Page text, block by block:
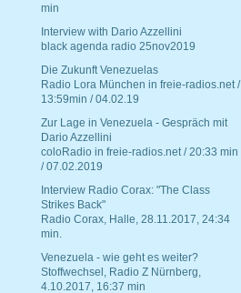
min
Interview with Dario Azzellini
black agenda radio 25nov2019
Die Zukunft Venezuelas
Radio Lora München in freie-radios.net /
13:59min / 04.02.19
Zur Lage in Venezuela - Gespräch mit
Dario Azzellini
coloRadio in freie-radios.net / 20:33 min
/ 07.02.2019
Interview Radio Corax: "The Class
Strikes Back"
Radio Corax, Halle, 28.11.2017, 24:34
min.
Venezuela - wie geht es weiter?
Stoffwechsel, Radio Z Nürnberg,
4.10.2017, 16:37 min